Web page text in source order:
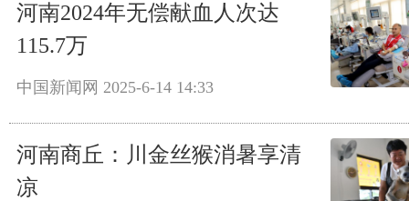
河南2024年无偿献血人次达
115.7万
中国新闻网 2025-6-14 14:33
河南商丘：川金丝猴消暑享清
凉